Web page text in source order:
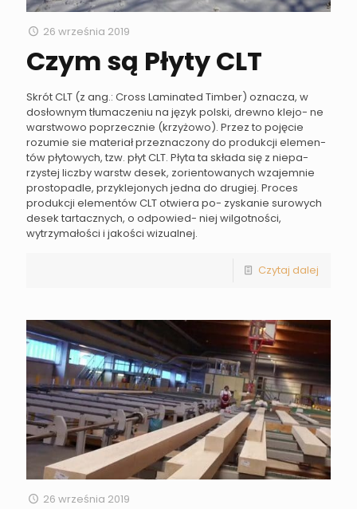
26 września 2019
Czym są Płyty CLT
Skrót CLT (z ang.: Cross Laminated Timber) oznacza, w
dosłownym tłumaczeniu na język polski, drewno klejo- ne
warstwowo poprzecznie (krzyżowo). Przez to pojęcie
rozumie sie materiał przeznaczony do produkcji elemen-
tów płytowych, tzw. płyt CLT. Płyta ta składa się z niepa-
rzystej liczby warstw desek, zorientowanych wzajemnie
prostopadle, przyklejonych jedna do drugiej. Proces
produkcji elementów CLT otwiera po- zyskanie surowych
desek tartacznych, o odpowied- niej wilgotności,
wytrzymałości i jakości wizualnej.
Czytaj dalej
26 września 2019